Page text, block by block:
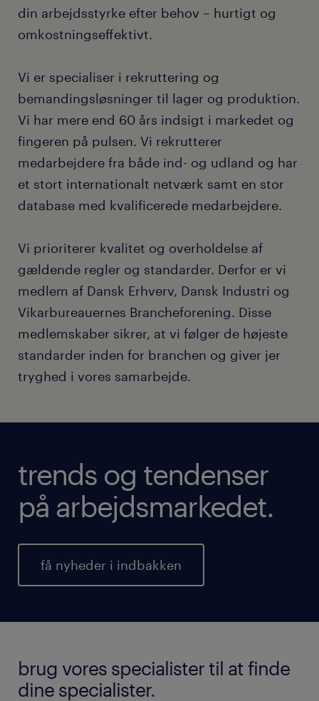
din arbejdsstyrke efter behov – hurtigt og
omkostningseffektivt.
Vi er specialiser i rekruttering og
bemandingsløsninger til lager og produktion.
Vi har mere end 60 års indsigt i markedet og
fingeren på pulsen. Vi rekrutterer
medarbejdere fra både ind- og udland og har
et stort internationalt netværk samt en stor
database med kvalificerede medarbejdere.
Vi prioriterer kvalitet og overholdelse af
gældende regler og standarder. Derfor er vi
medlem af Dansk Erhverv, Dansk Industri og
Vikarbureauernes Brancheforening. Disse
medlemskaber sikrer, at vi følger de højeste
standarder inden for branchen og giver jer
tryghed i vores samarbejde.
trends og tendenser
på arbejdsmarkedet.
få nyheder i indbakken
brug vores specialister til at finde
dine specialister.